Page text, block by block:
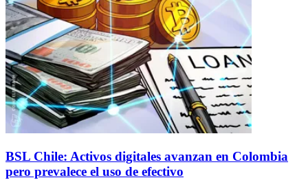
BSL Chile: Activos digitales avanzan en Colombia
pero prevalece el uso de efectivo